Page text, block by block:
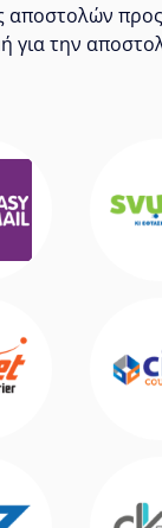
αποστολών προς
για την